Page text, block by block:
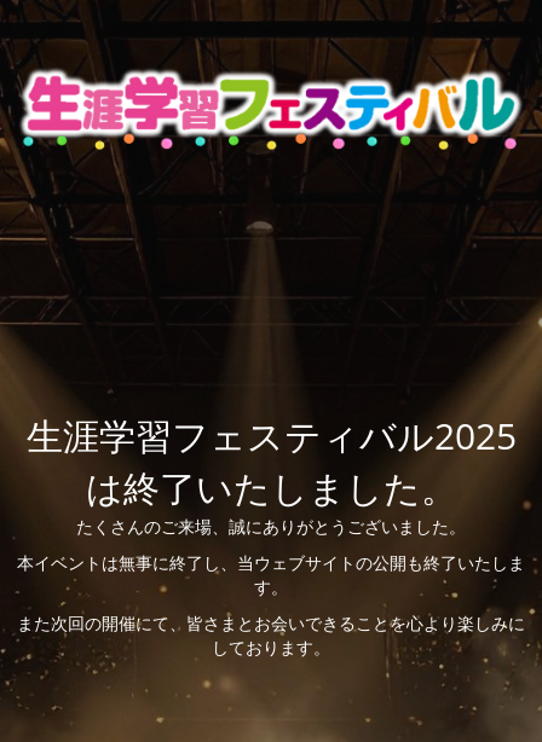
生涯学習フェスティバル2025
は終了いたしました。
たくさんのご来場、誠にありがとうございました。
本イベントは無事に終了し、当ウェブサイトの公開も終了いたしま
す。
また次回の開催にて、皆さまとお会いできることを心より楽しみに
しております。